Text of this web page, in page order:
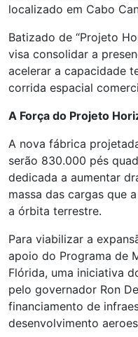
localizado em Cabo
Batizado de “Projeto
visa consolidar a
acelerar a capacidade
corrida espacial
A Força do Projeto
A nova fábrica
serão 830.000 pés
dedicada a aumentar
massa das cargas que
a órbita terrestre.
Para viabilizar a
apoio do Programa de
Flórida, uma iniciativa
pelo governador Ron
financiamento de
desenvolvimento